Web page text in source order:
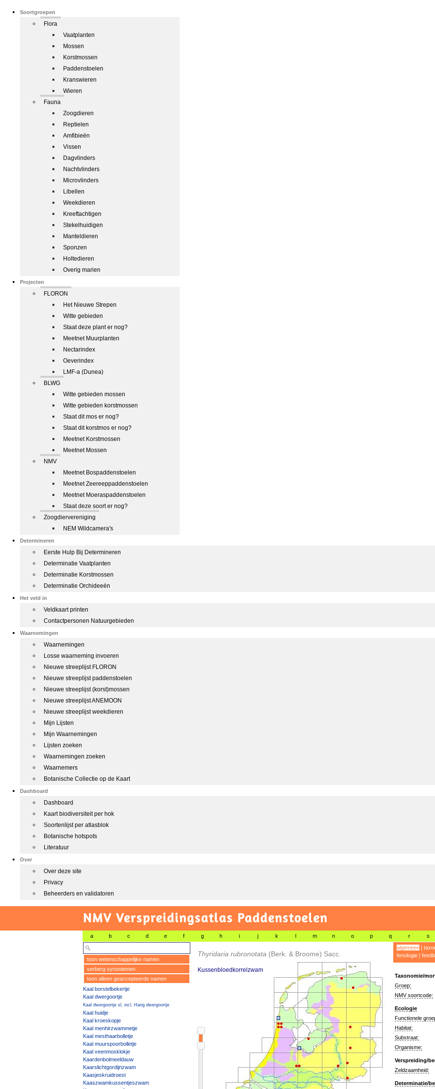
Soortgroepen
Flora
Vaatplanten
Mossen
Korstmossen
Paddenstoelen
Kranswieren
Wieren
Fauna
Zoogdieren
Reptielen
Amfibieën
Vissen
Dagvlinders
Nachtvlinders
Microvlinders
Libellen
Weekdieren
Kreeftachtigen
Stekelhuidigen
Manteldieren
Sponzen
Holtedieren
Overig marien
Projecten
FLORON
Het Nieuwe Strepen
Witte gebieden
Staat deze plant er nog?
Meetnet Muurplanten
Nectarindex
Oeverindex
LMF-a (Dunea)
BLWG
Witte gebieden mossen
Witte gebieden korstmossen
Staat dit mos er nog?
Staat dit korstmos er nog?
Meetnet Korstmossen
Meetnet Mossen
NMV
Meetnet Bospaddenstoelen
Meetnet Zeereeppaddenstoelen
Meetnet Moeraspaddenstoelen
Staat deze soort er nog?
Zoogdiervereniging
NEM Wildcamera's
Determineren
Eerste Hulp Bij Determineren
Determinatie Vaatplanten
Determinatie Korstmossen
Determinatie Orchideeën
Het veld in
Veldkaart printen
Contactpersonen Natuurgebieden
Waarnemingen
Waarnemingen
Losse waarneming invoeren
Nieuwe streeplijst FLORON
Nieuwe streeplijst paddenstoelen
Nieuwe streeplijst (korst)mossen
Nieuwe streeplijst ANEMOON
Nieuwe streeplijst weekdieren
Mijn Lijsten
Mijn Waarnemingen
Lijsten zoeken
Waarnemingen zoeken
Waarnemers
Botanische Collectie op de Kaart
Dashboard
Dashboard
Kaart biodiversiteit per hok
Soortenlijst per atlasblok
Botanische hotspots
Literatuur
Over
Over deze site
Privacy
Beheerders en validatoren
NMV Verspreidingsatlas Paddenstoelen
a b c d e f g h i j k l m n o p q r s
toon wetenschappelijke namen
verberg synoniemen
toon alleen geaccepteerde namen
Kaal borstelbekertje
Kaal dwergoortje
Kaal dwergoortje sl, incl. Harig dwergoortje
Kaal huidje
Kaal kroeskopje
Kaal menhirzwammetje
Kaal mesthaarbolletje
Kaal muurspoorbolletje
Kaal veenmosklokje
Kaardenbolmeeldauw
Kaarslichtgordijnzwam
Kaasjeskruidroest
Kaaszwamkussentjeszwam
Thyridaria rubronotata (Berk. & Broome) Sacc.
Kussenbloedkorrelzwam
algemeen|
fenologie|
Taxonomie/
Groep:
NMV soortcode:
Ecologie
Functionele
Habitat:
Substraat:
Organisme:
Verspreiding/
Zeldzaamheid:
Determinatie/